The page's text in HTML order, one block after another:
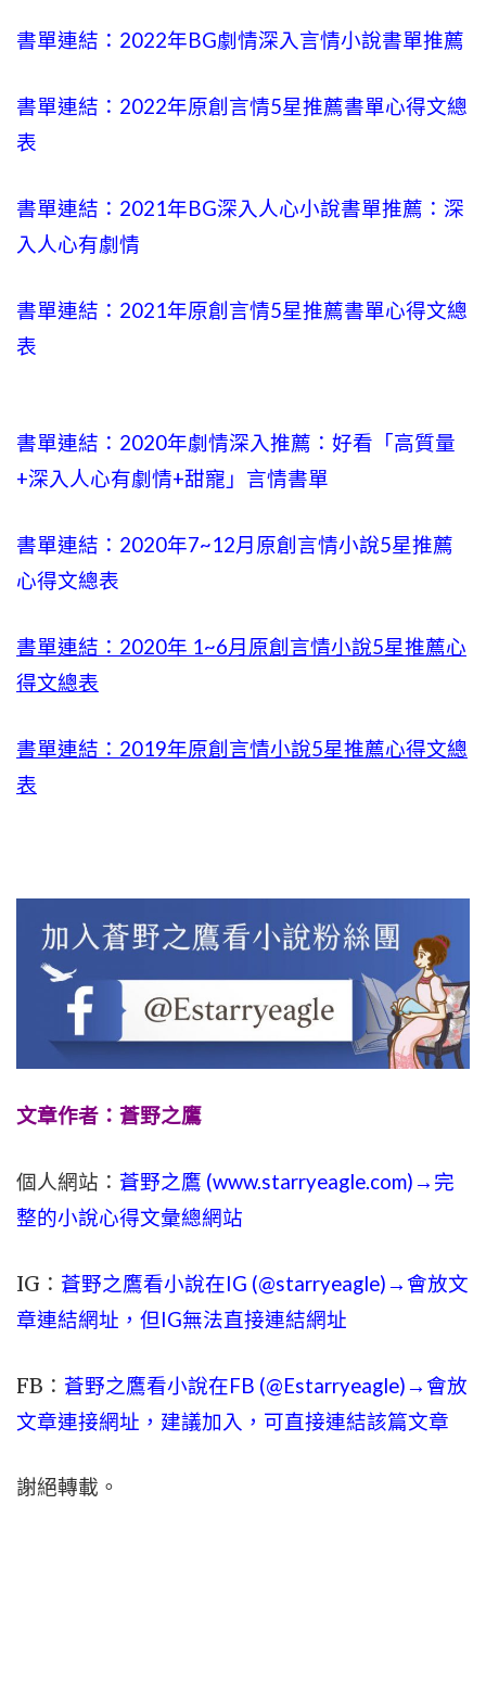
書單連結：2022年BG劇情深入言情小說書單推薦
書單連結：2022年原創言情5星推薦書單心得文總
表
書單連結：2021年BG深入人心小說書單推薦：深
入人心有劇情
書單連結：2021年原創言情5星推薦書單心得文總
表
書單連結：2020年劇情深入推薦：好看「高質量
+深入人心有劇情+甜寵」言情書單
書單連結：2020年7~12月原創言情小說5星推薦
心得文總表
書單連結：2020年 1~6月原創言情小說5星推薦心
得文總表
書單連結：2019年原創言情小說5星推薦心得文總
表
文章作者：蒼野之鷹
個人網站： 蒼野之鷹 (www.starryeagle.com)→完
整的小說心得文彙總網站
IG： 蒼野之鷹看小說在IG (@starryeagle)→會放文
章連結網址，但IG無法直接連結網址
FB： 蒼野之鷹看小說在FB (@Estarryeagle)→會放
文章連接網址，建議加入，可直接連結該篇文章
謝絕轉載。